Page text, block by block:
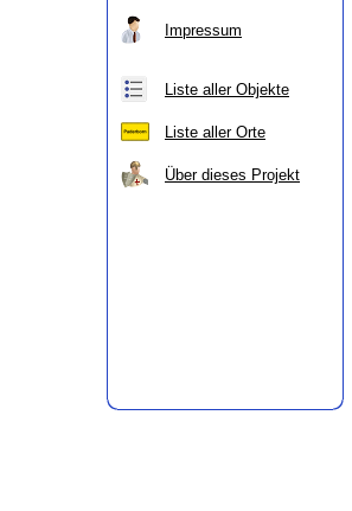
Impressum
Liste aller Objekte
Liste aller Orte
Über dieses Projekt